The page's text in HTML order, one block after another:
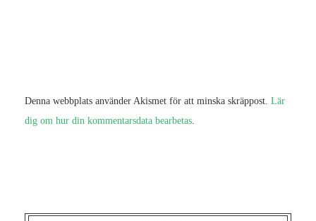
Denna webbplats använder Akismet för att minska skräppost. Lär
dig om hur din kommentarsdata bearbetas